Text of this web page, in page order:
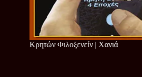
Κρητών Φιλοξενείν | Χανιά